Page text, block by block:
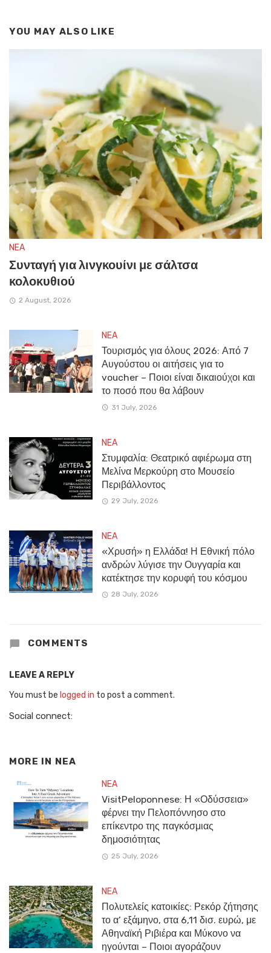
YOU MAY ALSO LIKE
NEA
Συνταγή για λινγκουίνι με σάλτσα
κολοκυθιού
2 August, 2026
NEA
Τουρισμός για όλους 2026: Από 7
Αυγούστου οι αιτήσεις για το
voucher – Ποιοι είναι δικαιούχοι και
το ποσό που θα λάβουν
31 July, 2026
NEA
Στυμφαλία: Θεατρικό αφιέρωμα στη
Μελίνα Μερκούρη στο Μουσείο
Περιβάλλοντος
29 July, 2026
NEA
«Χρυσή» η Ελλάδα! Η Εθνική πόλο
ανδρών λύγισε την Ουγγαρία και
κατέκτησε την κορυφή του κόσμου
28 July, 2026
COMMENTS
LEAVE A REPLY
You must be logged in to post a comment.
Social connect:
MORE IN NEA
NEA
VisitPeloponnese: Η «Οδύσσεια»
φέρνει την Πελοπόννησο στο
επίκεντρο της παγκόσμιας
δημοσιότητας
25 July, 2026
NEA
Πολυτελείς κατοικίες: Ρεκόρ ζήτησης
το α’ εξάμηνο, στα 6,11 δισ. ευρώ, με
Αθηναϊκή Ριβιέρα και Μύκονο να
ηγούνται – Ποιοι αγοράζουν